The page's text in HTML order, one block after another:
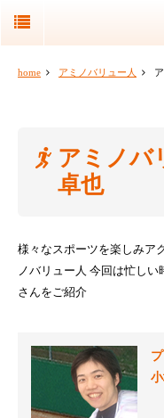
home アミノバリュー人
アミノバ
卓也
様々なスポーツを楽しみア
ノバリュー人 今回は忙しい
さんをご紹介